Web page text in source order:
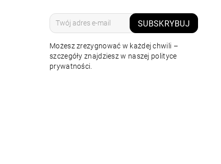
SUBSKRYBUJ
Możesz zrezygnować w każdej chwili –
szczegóły znajdziesz w naszej polityce
prywatności.